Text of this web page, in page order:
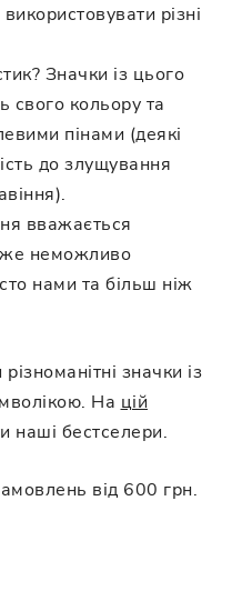
різні
Значки із цього
свого кольору та
пінами (деякі
до злущування
вважається
неможливо
нами та більш ніж
значки із
На цій
наші бестселери.
від 600 грн.